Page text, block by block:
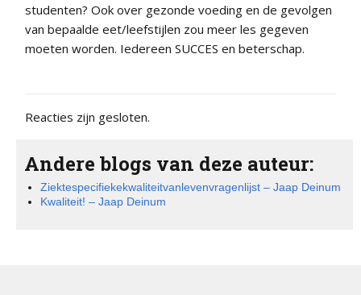
studenten? Ook over gezonde voeding en de gevolgen
van bepaalde eet/leefstijlen zou meer les gegeven
moeten worden. Iedereen SUCCES en beterschap.
Reacties zijn gesloten.
Andere blogs van deze auteur:
Ziektespecifiekekwaliteitvanlevenvragenlijst – Jaap Deinum
Kwaliteit! – Jaap Deinum